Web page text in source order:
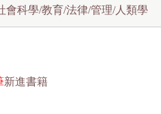
會科學/教育/法律/管理/人類學
新進書籍